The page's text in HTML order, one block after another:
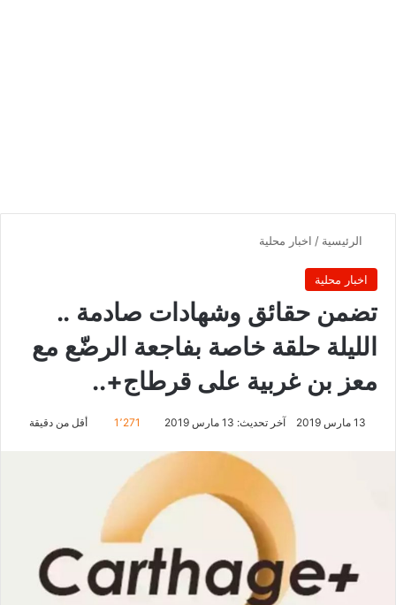
الرئيسية / اخبار محلية
اخبار محلية
تضمن حقائق وشهادات صادمة ..
الليلة حلقة خاصة بفاجعة الرضّع مع
معز بن غربية على قرطاج+..
13 مارس 2019 آخر تحديث: 13 مارس 2019 1٬271 أقل من دقيقة